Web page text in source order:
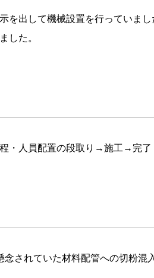
を出して機械設置を行っていま
した。
・人員配置の段取り→施工→完了
されていた材料配管への切粉混